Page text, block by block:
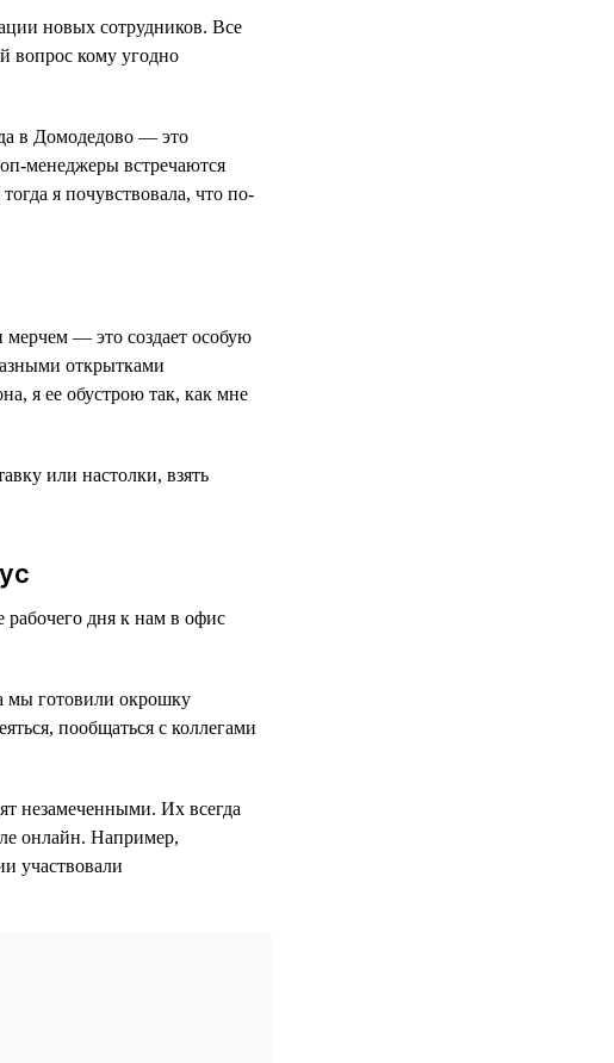
новых сотрудников. Все
вопрос кому угодно
в Домодедово — это
менеджеры встречаются
я почувствовала, что по-
— это создает особую
открытками
я ее обустрою так, как мне
или настолки, взять
дня к нам в офис
мы готовили окрошку
пообщаться с коллегами
незамеченными. Их всегда
онлайн. Например,
участвовали